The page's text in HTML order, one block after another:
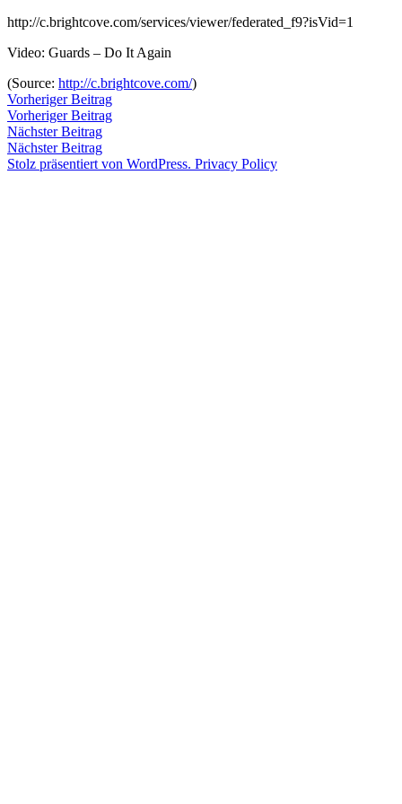
Zum
springen
von
Februar
Januar
2020
einen
zu
http://c.brightcove.com/services/viewer/federated_f9?isVid=1
Video: Guards – Do It Again
(Source: http://c.brightcove.com/)
Veröffentlicht
von
snhpfr
7.
Februar
20124.
Januar
Veröffentlicht
in
Uncategorized
Schlagwörter:
2k12,
Guards,
Kaylie
Schiff,
Beitragsnavigation
Vorheriger BeitragVorheriger
Beitrag:
Vorheriger Beitrag
Nächster BeitragNächster
Beitrag:
Nächster Beitrag
Stolz präsentiert von WordPress. Privacy Policy